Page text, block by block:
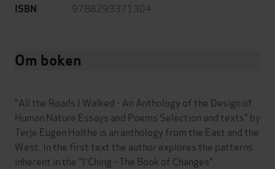
ISBN 9788293371304
Om boken
"All the Roads I Walked - An Anthology of the Design of
Human Nature Essays and Poems Selection and texts" by
Terje Eugen Holthe is an anthology from the East and the
West. In the first text the author explores the patterns
inherent in the "I'Ching - The Book of Changes".